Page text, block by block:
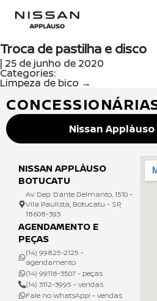
Troca de pastilha e disco
| 25 de junho de 2020
Categories:
Limpeza de bico →
Nissan
NISSAN APPLÀUSO
BOTUCATU
Av. Dep. Dante Delmanto, 1510 -
Vila Paulista, Botucatu - SP,
18608-393
AGENDAMENTO E
PEÇAS
(14) 99825-2125 -
agendamento
(14) 99118-3507 - peças
(14) 3112-3995 - vendas
Fale no WhatsApp! - vendas